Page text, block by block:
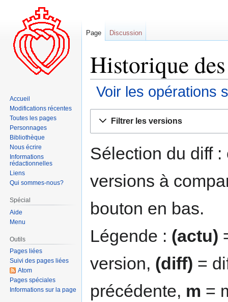
Historique
Voir les opérations
navigation
recherche
Filtrer les versions
Sélection du diff
versions à
bouton en bas.
Légende : (actu)
version, (diff) =
précédente, m =
Page Discussion
Accueil
Modifications récentes
Toutes les pages
Personnages
Bibliothèque
Nous écrire
Informations
rédactionnelles
Liens
Qui sommes-nous?
Spécial
Aide
Menu
Outils
Pages liées
Suivi des pages liées
Atom
Pages spéciales
Informations sur la page